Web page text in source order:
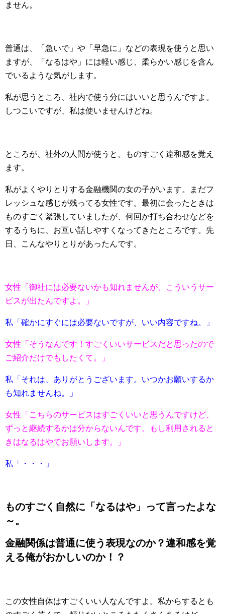
ません。
普通は、「急いで」や「早急に」などの表現を使うと思い
ますが、「なるはや」には軽い感じ、柔らかい感じを含ん
でいるような気がします。
私が思うところ、社内で使う分にはいいと思うんですよ。
しつこいですが、私は使いませんけどね。
ところが、社外の人間が使うと、ものすごく違和感を覚え
ます。
私がよくやりとりする金融機関の女の子がいます。まだフ
レッシュな感じが残ってる女性です。最初に会ったときは
ものすごく緊張していましたが、何回か打ち合わせなどを
するうちに、お互い話しやすくなってきたところです。先
日、こんなやりとりがあったんです。
女性「御社には必要ないかも知れませんが、こういうサー
ビスが出たんですよ。」
私「確かにすぐには必要ないですが、いい内容ですね。」
女性「そうなんです！すごくいいサービスだと思ったので
ご紹介だけでもしたくて。」
私「それは、ありがとうございます。いつかお願いするか
も知れませんね。」
女性「こちらのサービスはすごくいいと思うんですけど、
ずっと継続するかは分からないんです。もし利用されると
きはなるはやでお願いします。」
私「・・・」
ものすごく自然に「なるはや」って言ったよな
～。
金融関係は普通に使う表現なのか？違和感を覚
える俺がおかしいのか！？
この女性自体はすごくいい人なんですよ。私からするとも